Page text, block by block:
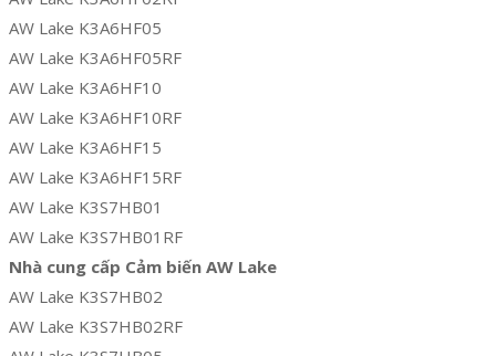
AW Lake K3A6HF05
AW Lake K3A6HF05RF
AW Lake K3A6HF10
AW Lake K3A6HF10RF
AW Lake K3A6HF15
AW Lake K3A6HF15RF
AW Lake K3S7HB01
AW Lake K3S7HB01RF
Nhà cung cấp Cảm biến AW Lake
AW Lake K3S7HB02
AW Lake K3S7HB02RF